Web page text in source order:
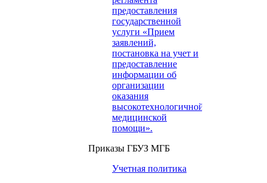
предоставления
государственной
услуги «Прием
заявлений,
постановка на учет и
предоставление
информации об
организации
оказания
высокотехнологичной
медицинской
помощи».
Приказы ГБУЗ МГБ
Учетная политика